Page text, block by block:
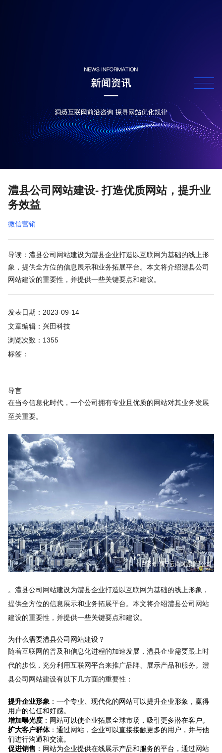
澧县公司网站建设- 打造优质网站，提升业
务效益
微信营销
导读：澧县公司网站建设为澧县企业打造以互联网为基础的线上形
象，提供全方位的信息展示和业务拓展平台。本文将介绍澧县公司
网站建设的重要性，并提供一些关键要点和建议。
发表日期：2023-09-14
文章编辑：兴田科技
浏览次数：1355
标签：
导言
在当今信息化时代，一个公司拥有专业且优质的网站对其业务发展
至关重要。
。澧县公司网站建设为澧县企业打造以互联网为基础的线上形象，
提供全方位的信息展示和业务拓展平台。本文将介绍澧县公司网站
建设的重要性，并提供一些关键要点和建议。
为什么需要澧县公司网站建设？
随着互联网的普及和信息化进程的加速发展，澧县企业需要跟上时
代的步伐，充分利用互联网平台来推广品牌、展示产品和服务。澧
县公司网站建设有以下几方面的重要性：
提升企业形象 ：一个专业、现代化的网站可以提升企业形象，赢得
用户的信任和好感。
增加曝光度：网站可以使企业拓展全球市场，吸引更多潜在客户。
扩大客户群体：通过网站，企业可以直接接触更多的用户，并与他
们进行沟通和交流。
促进销售 ：网站为企业提供在线展示产品和服务的平台，通过网站